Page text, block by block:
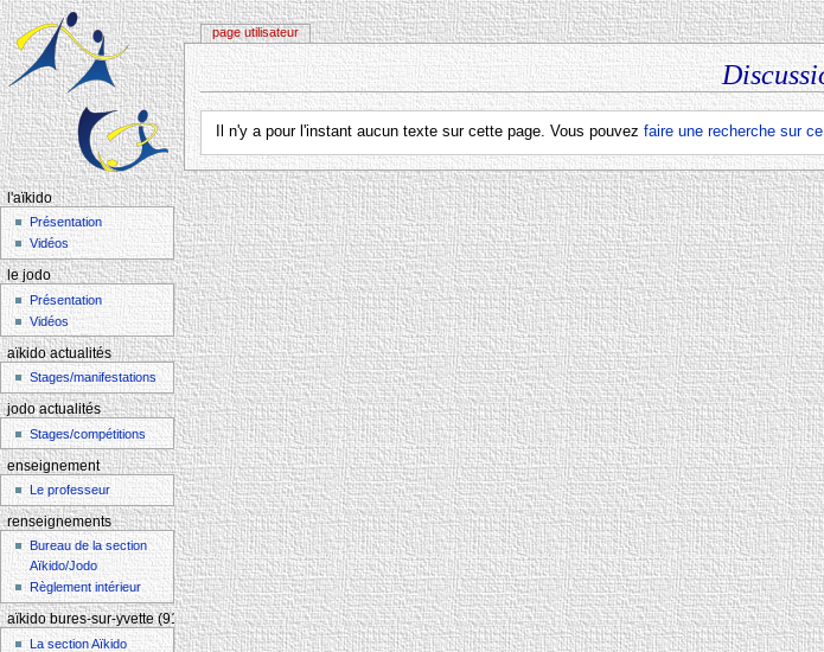
Aller à : navigation,rechercher
Il n'y a pour l'instant aucun texte sur cette page. Vous pouvezfaire une recherche sur
page utilisateur
l'aïkido
Présentation
Vidéos
le jodo
Présentation
Vidéos
aïkido actualités
Stages/manifestations
jodo actualités
Stages/compétitions
enseignement
Le professeur
renseignements
Bureau de la section
Aïkido/Jodo
Règlement intérieur
aïkido bures-sur-yvette (91)
La section Aïkido